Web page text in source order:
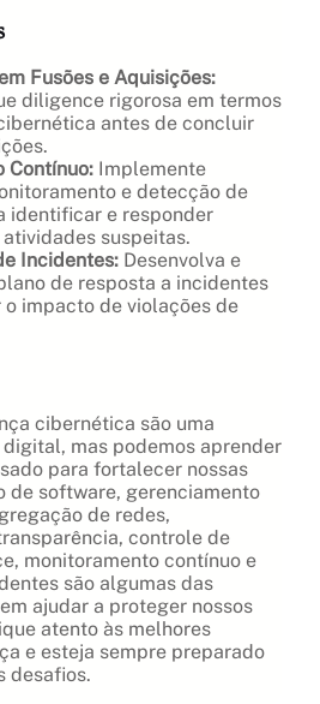
Fusões e Aquisições:
diligence rigorosa em termos
antes de concluir
Contínuo: Implemente
e detecção de
identificar e responder
suspeitas.
Incidentes: Desenvolva e
de resposta a incidentes
o impacto de violações de
cibernética são uma
mas podemos aprender
para fortalecer nossas
de software, gerenciamento
de redes,
controle de
monitoramento contínuo e
são algumas das
ajudar a proteger nossos
atento às melhores
e esteja sempre preparado
desafios.